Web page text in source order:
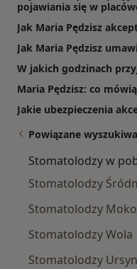
pojawiania się w
Jak Maria Pędzisz
Jak Maria Pędzisz
W jakich godzinach
Maria Pędzisz: co
Jakie ubezpieczenia
Powiązane
Stomatolodzy w
Stomatolodzy
Stomatolodzy
Stomatolodzy Wola
Stomatolodzy